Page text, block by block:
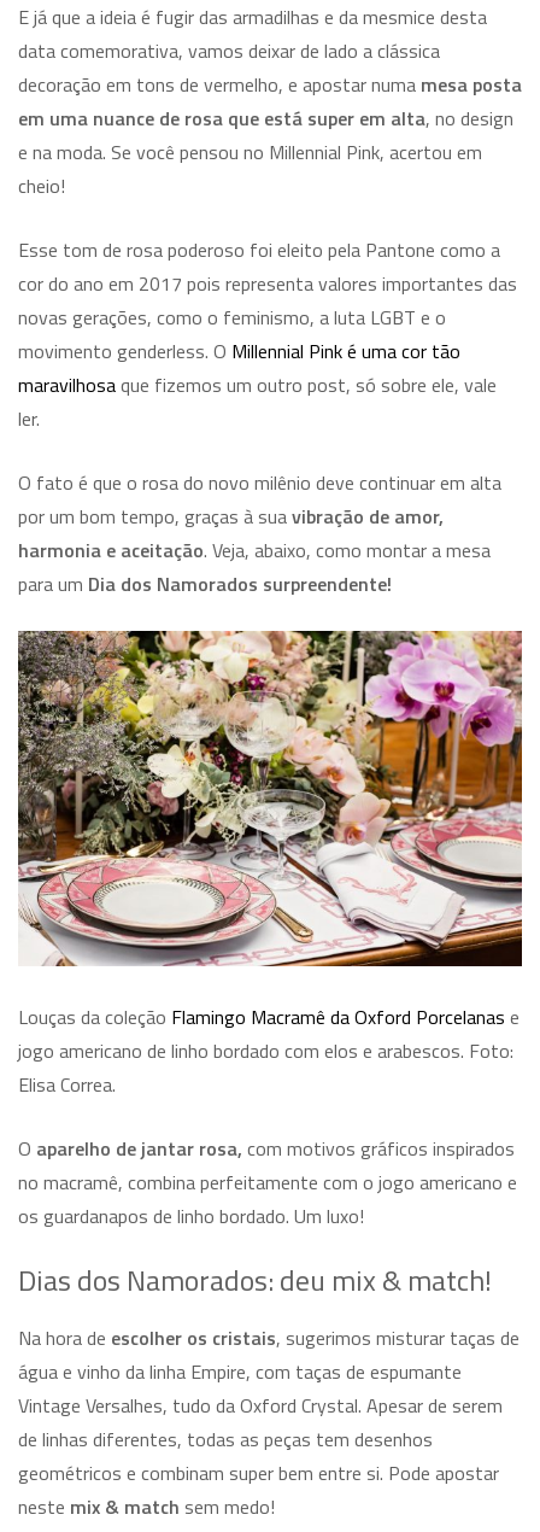
E já que a ideia é fugir das armadilhas e da mesmice desta
data comemorativa, vamos deixar de lado a clássica
decoração em tons de vermelho, e apostar numa mesa posta
em uma nuance de rosa que está super em alta, no design
e na moda. Se você pensou no Millennial Pink, acertou em
cheio!
Esse tom de rosa poderoso foi eleito pela Pantone como a
cor do ano em 2017 pois representa valores importantes das
novas gerações, como o feminismo, a luta LGBT e o
movimento genderless. O Millennial Pinké uma cor tão
maravilhosaque fizemos um outro post, só sobre ele, vale
ler.
O fato é que o rosa do novo milênio deve continuar em alta
por um bom tempo, graças à suavibração de amor,
harmonia e aceitação. Veja, abaixo, como montar a mesa
para um Dia dos Namorados surpreendente!
Louças da coleção Flamingo Macramê da Oxford Porcelanas e
jogo americano de linho bordado com elos e arabescos. Foto:
Elisa Correa.
O aparelho de jantar rosa, com motivos gráficos inspirados
no macramê, combina perfeitamente com o jogo americano e
os guardanapos de linho bordado. Um luxo!
Dias dos Namorados: deu mix & match!
Na hora de escolher os cristais, sugerimos misturar taças de
água e vinho da linha Empire, com taças de espumante
Vintage Versalhes, tudo da Oxford Crystal. Apesar de serem
de linhas diferentes, todas as peças tem desenhos
geométricos e combinam super bem entre si. Pode apostar
neste mix & match sem medo!